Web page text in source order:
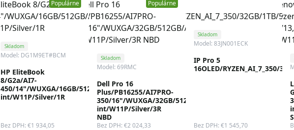
Populárne
Skladom
Model: DG1M9ET#BCM
HP EliteBook
8/G2a/AI7-
450/14"/WUXGA/16GB/512GB/AMD
int/W11P/Silver/1R
Bez DPH: €1 934,05
Populárne
Skladom
Model: 69RMC
Dell Pro 16
Plus/PB16255/AI7PRO-
350/16"/WUXGA/32GB/512GB/AMD
int/W11P/Silver/3R
NBD
Bez DPH: €2 024,33
Skladom
Model: 83JN001ECK
IP Pro 5
16OLED/RYZEN_AI_7_350/
Bez DPH: €1 545,70